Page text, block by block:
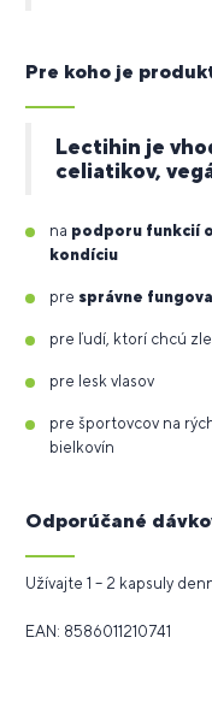
Pre koho je
Lectihin je
celiatikov,
na podporu funkcií
kondíciu
pre správne
pre ľudí, ktorí chcú
pre lesk vlasov
pre športovcov na
bielkovín
Odporúčané
Užívajte 1 – 2 kapsuly
EAN: 8586011210741